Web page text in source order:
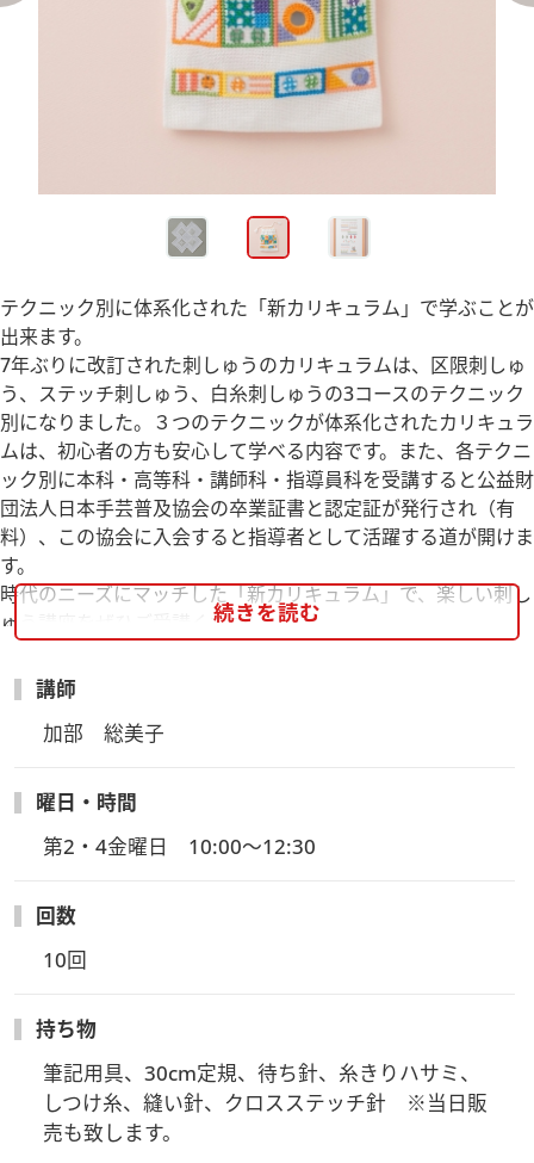
テクニック別に体系化された「新カリキュラム」で学ぶことが
出来ます。
7年ぶりに改訂された刺しゅうのカリキュラムは、区限刺しゅ
う、ステッチ刺しゅう、白糸刺しゅうの3コースのテクニック
別になりました。３つのテクニックが体系化されたカリキュラ
ムは、初心者の方も安心して学べる内容です。また、各テクニ
ック別に本科・高等科・講師科・指導員科を受講すると公益財
団法人日本手芸普及協会の卒業証書と認定証が発行され（有
料）、この協会に入会すると指導者として活躍する道が開けま
す。
時代のニーズにマッチした「新カリキュラム」で、楽しい刺し
ゅう講座をぜひご受講ください。
・クロスステッチⅠ・キャンバスワークⅠ・ブラックワーク・
スウェーデン刺しゅう 他
続きを読む
講師
加部　総美子
曜日・時間
第2・4金曜日　10:00～12:30
回数
10回
持ち物
筆記用具、30cm定規、待ち針、糸きりハサミ、
しつけ糸、縫い針、クロスステッチ針　※当日販
売も致します。